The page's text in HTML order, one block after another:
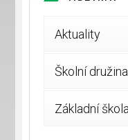
Aktuality
Školní družina
Základní škola